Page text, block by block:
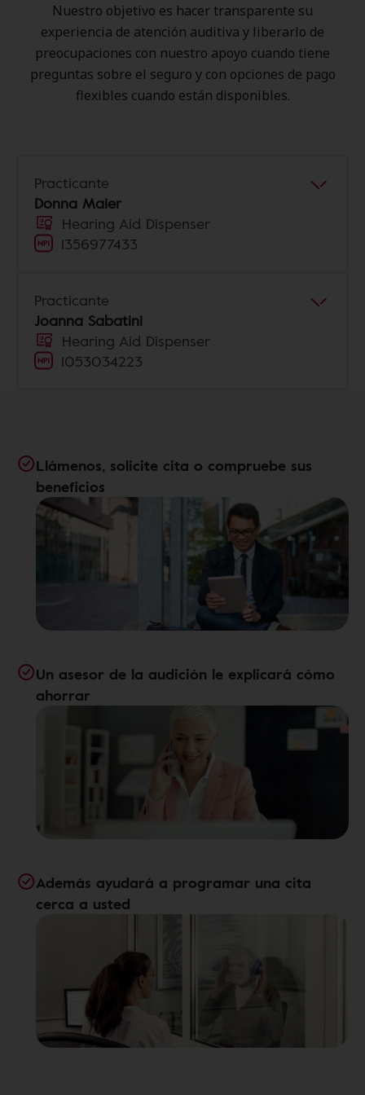
Nuestro objetivo es hacer transparente su
experiencia de atención auditiva y liberarlo de
preocupaciones con nuestro apoyo cuando tiene
preguntas sobre el seguro y con opciones de pago
flexibles cuando están disponibles.
Practicante
Donna Maier
Hearing Aid Dispenser
1356977433
Practicante
Joanna Sabatini
Hearing Aid Dispenser
1053034223
Llámenos, solicite cita o compruebe sus
beneficios
Un asesor de la audición le explicará cómo
ahorrar
Además ayudará a programar una cita
cerca a usted